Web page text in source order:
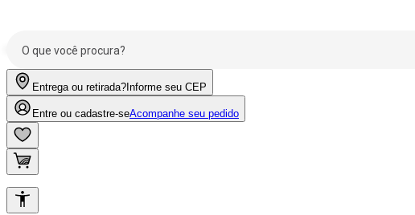
Entrega ou retirada? Informe seu CEP
Entre ou cadastre-seAcompanhe seu pedido